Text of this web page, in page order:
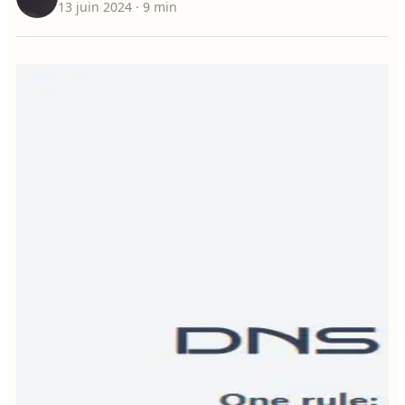
13 juin 2024 · 9 min